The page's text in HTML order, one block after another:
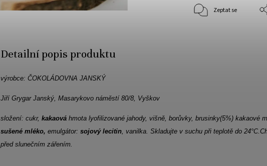
Zeptat se
Detailní popis produktu
výrobce: ČOKOLÁDOVNA JANSKÝ
Jiří Grygar Janský, Masarykovo náměstí 80/8, Vyškov
složení: cukr, kakaová hmota lyofilizované jahody, višně, borůvky, brusinky(5%) kakaové
sušené mléko, emulgátor: sojový lecitin , vanilka. Skladujte v suchu při teplotě do 24°C.
před slunečním zářením.